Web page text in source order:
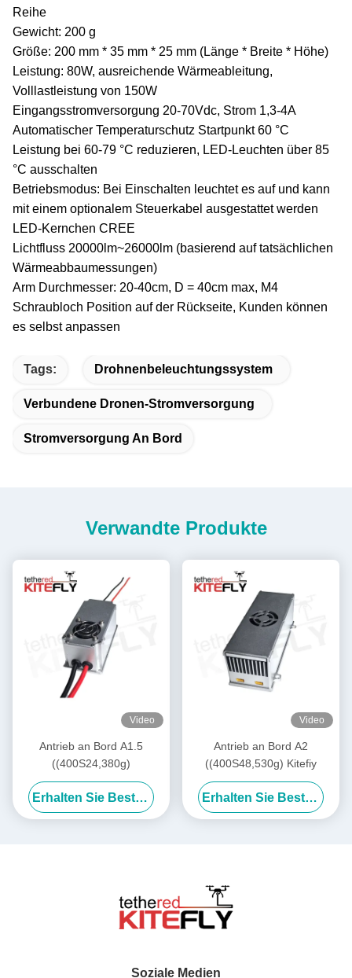
Reihe
Gewicht: 200 g
Größe: 200 mm * 35 mm * 25 mm (Länge * Breite * Höhe)
Leistung: 80W, ausreichende Wärmeableitung,
Volllastleistung von 150W
Eingangsstromversorgung 20-70Vdc, Strom 1,3-4A
Automatischer Temperaturschutz Startpunkt 60 °C
Leistung bei 60-79 °C reduzieren, LED-Leuchten über 85
°C ausschalten
Betriebsmodus: Bei Einschalten leuchtet es auf und kann
mit einem optionalem Steuerkabel ausgestattet werden
LED-Kernchen CREE
Lichtfluss 20000lm~26000lm (basierend auf tatsächlichen
Wärmeabbaumessungen)
Arm Durchmesser: 20-40cm, D = 40cm max, M4
Schraubloch Position auf der Rückseite, Kunden können
es selbst anpassen
Tags: Drohnenbeleuchtungssystem
Verbundene Dronen-Stromversorgung
Stromversorgung An Bord
Verwandte Produkte
Video
Antrieb an Bord A1.5
((400S24,380g)
Erhalten Sie Besten Preis
Video
Antrieb an Bord A2
((400S48,530g) Kitefiy
Erhalten Sie Besten Preis
Soziale Medien